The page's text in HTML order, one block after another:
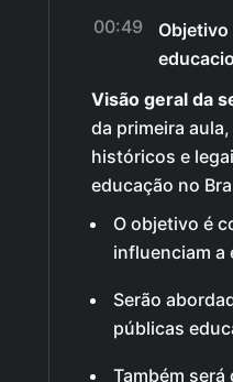
00:49
Objetivo
Visão geral da
da primeira
históricos e
educação no
O objetivo é
influenciam a
Serão
públicas
Também